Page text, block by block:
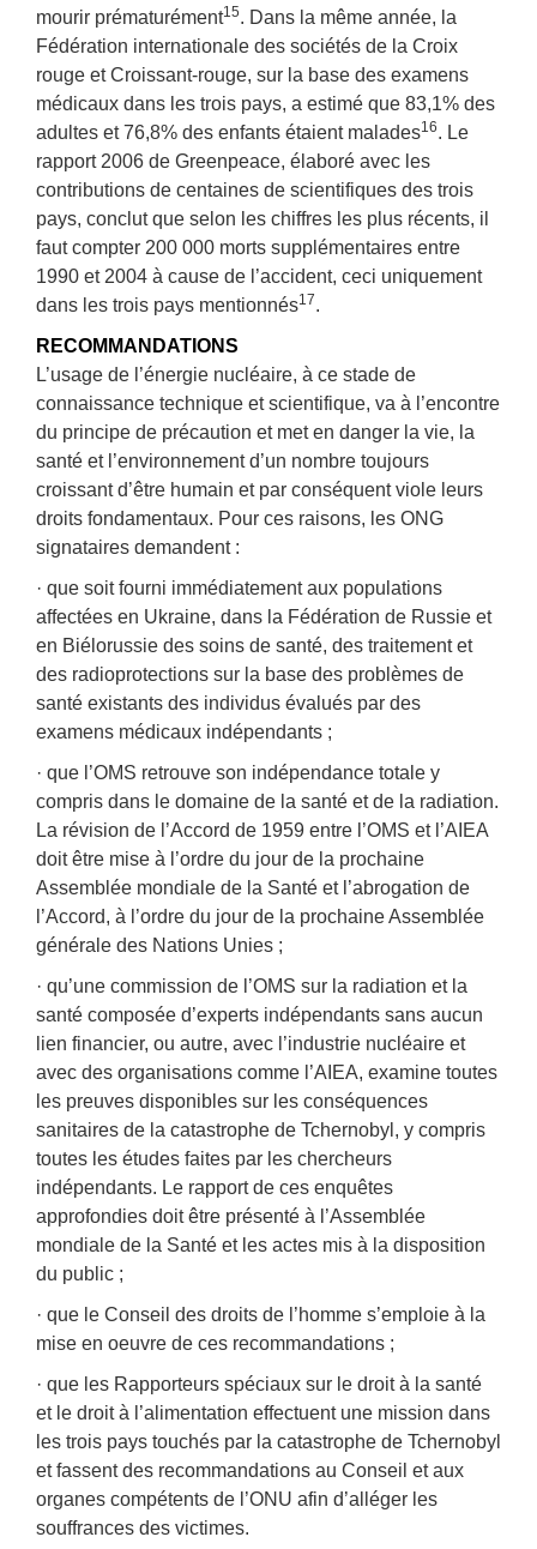
mourir prématurément15. Dans la même année, la
Fédération internationale des sociétés de la Croix
rouge et Croissant-rouge, sur la base des examens
médicaux dans les trois pays, a estimé que 83,1% des
adultes et 76,8% des enfants étaient malades16. Le
rapport 2006 de Greenpeace, élaboré avec les
contributions de centaines de scientifiques des trois
pays, conclut que selon les chiffres les plus récents, il
faut compter 200 000 morts supplémentaires entre
1990 et 2004 à cause de l’accident, ceci uniquement
dans les trois pays mentionnés17.
RECOMMANDATIONS
L’usage de l’énergie nucléaire, à ce stade de
connaissance technique et scientifique, va à l’encontre
du principe de précaution et met en danger la vie, la
santé et l’environnement d’un nombre toujours
croissant d’être humain et par conséquent viole leurs
droits fondamentaux. Pour ces raisons, les ONG
signataires demandent :
· que soit fourni immédiatement aux populations
affectées en Ukraine, dans la Fédération de Russie et
en Biélorussie des soins de santé, des traitement et
des radioprotections sur la base des problèmes de
santé existants des individus évalués par des
examens médicaux indépendants ;
· que l’OMS retrouve son indépendance totale y
compris dans le domaine de la santé et de la radiation.
La révision de l’Accord de 1959 entre l’OMS et l’AIEA
doit être mise à l’ordre du jour de la prochaine
Assemblée mondiale de la Santé et l’abrogation de
l’Accord, à l’ordre du jour de la prochaine Assemblée
générale des Nations Unies ;
· qu’une commission de l’OMS sur la radiation et la
santé composée d’experts indépendants sans aucun
lien financier, ou autre, avec l’industrie nucléaire et
avec des organisations comme l’AIEA, examine toutes
les preuves disponibles sur les conséquences
sanitaires de la catastrophe de Tchernobyl, y compris
toutes les études faites par les chercheurs
indépendants. Le rapport de ces enquêtes
approfondies doit être présenté à l’Assemblée
mondiale de la Santé et les actes mis à la disposition
du public ;
· que le Conseil des droits de l’homme s’emploie à la
mise en oeuvre de ces recommandations ;
· que les Rapporteurs spéciaux sur le droit à la santé
et le droit à l’alimentation effectuent une mission dans
les trois pays touchés par la catastrophe de Tchernobyl
et fassent des recommandations au Conseil et aux
organes compétents de l’ONU afin d’alléger les
souffrances des victimes.